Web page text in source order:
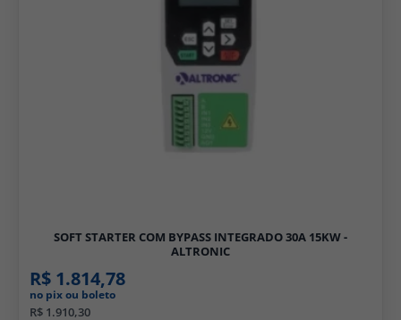
SOFT STARTER COM BYPASS INTEGRADO 30A 15KW -
ALTRONIC
R$ 1.814,78
no pix ou boleto
R$ 1.910,30